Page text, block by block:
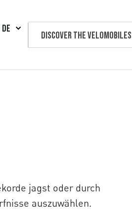
DE
Discover the velomobiles
jagst oder durch
auszuwählen.